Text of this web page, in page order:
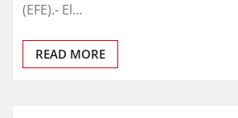
(EFE).- El…
READ MORE